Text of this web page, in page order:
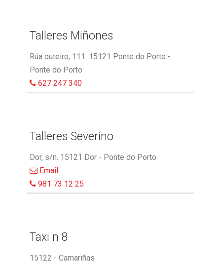
Talleres Miñones
Rúa outeiro, 111. 15121 Ponte do Porto -
Ponte do Porto
627 247 340
Talleres Severino
Dor, s/n. 15121 Dor - Ponte do Porto
Email
981 73 12 25
Taxi n 8
15122 - Camariñas